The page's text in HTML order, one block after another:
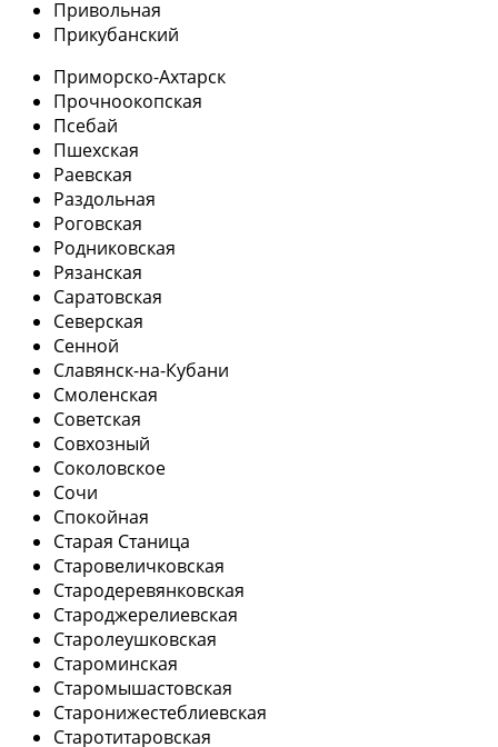
Привольная
Прикубанский
Приморско-Ахтарск
Прочноокопская
Псебай
Пшехская
Раевская
Раздольная
Роговская
Родниковская
Рязанская
Саратовская
Северская
Сенной
Славянск-на-Кубани
Смоленская
Советская
Совхозный
Соколовское
Сочи
Спокойная
Старая Станица
Старовеличковская
Стародеревянковская
Староджерелиевская
Старолеушковская
Староминская
Старомышастовская
Старонижестеблиевская
Старотитаровская